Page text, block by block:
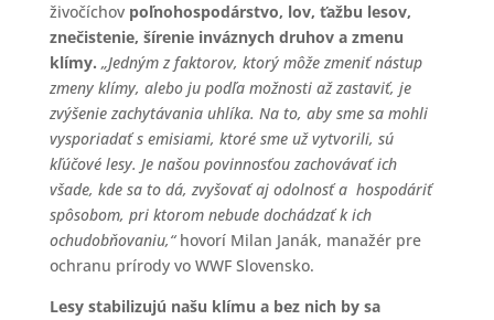
živočíchov poľnohospodárstvo, lov, ťažbu lesov,
znečistenie, šírenie inváznych druhov a zmenu
klímy. „Jedným z faktorov, ktorý môže zmeniť nástup
zmeny klímy, alebo ju podľa možnosti až zastaviť, je
zvýšenie zachytávania uhlíka. Na to, aby sme sa mohli
vysporiadať s emisiami, ktoré sme už vytvorili, sú
kľúčové lesy. Je našou povinnosťou zachovávať ich
všade, kde sa to dá, zvyšovať aj odolnosť a hospodáriť
spôsobom, pri ktorom nebude dochádzať k ich
ochudobňovaniu,“hovorí Milan Janák, manažér pre
ochranu prírody vo WWF Slovensko.
Lesy stabilizujú našu klímu a bez nich by sa